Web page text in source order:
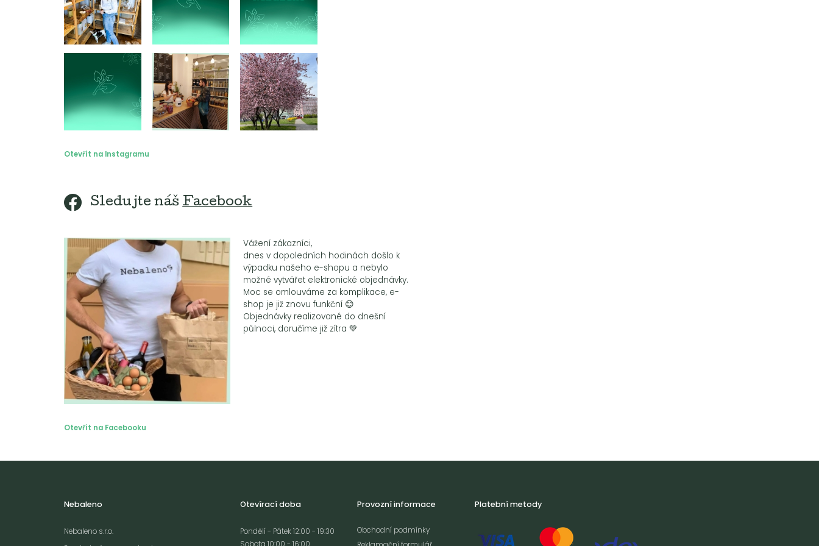
Otevřít na Instagramu
Sledujte náš Facebook
Vážení zákazníci,
dnes v dopoledních hodinách došlo k
výpadku našeho e-shopu a nebylo
možné vytvářet elektronické objednávky.
Moc se omlouváme za komplikace, e-
shop je již znovu funkční 😊
Objednávky realizované do dnešní
půlnoci, doručíme již zítra 💚
Otevřít na Facebooku
Nebaleno
Nebaleno s.r.o.
Otevírací doba
Pondělí - Pátek 12:00 - 19:30
Provozní informace
Obchodní podmínky
Platební metody